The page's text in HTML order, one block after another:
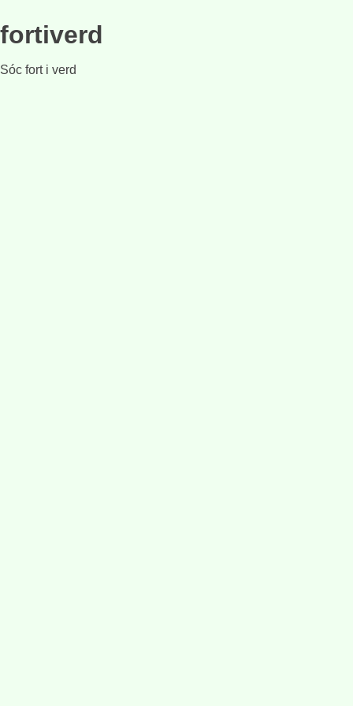
fortiverd
Sóc fort i verd